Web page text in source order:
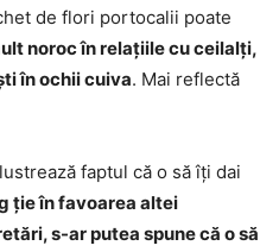
de flori portocalii poate
noroc în relațiile cu ceilalți,
în ochii cuiva. Mai reflectă
faptul că o să îți dai
ție în favoarea altei
s-ar putea spune că o să